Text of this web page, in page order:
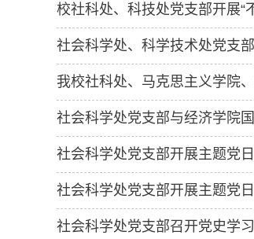
校社科处、科技处党支部开展“
社会科学处、科学技术处党支
我校社科处、马克思主义学院
社会科学处党支部与经济学院
社会科学处党支部开展主题党
社会科学处党支部开展主题党
社会科学处党支部召开党史学